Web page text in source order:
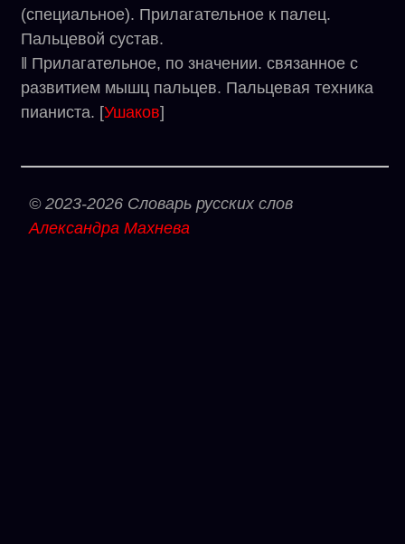
(специальное). Прилагательное к палец.
Пальцевой сустав.
‖ Прилагательное, по значении. связанное с
развитием мышц пальцев. Пальцевая техника
пианиста. [Ушаков]
© 2023-2026 Словарь русских слов
Александра Махнева